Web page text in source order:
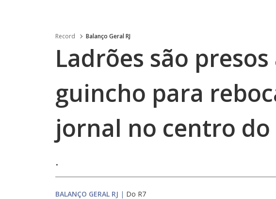
Record Balanço Geral RJ
Ladrões são
guincho para
jornal no centro do
.
BALANÇO GERAL RJ | Do R7